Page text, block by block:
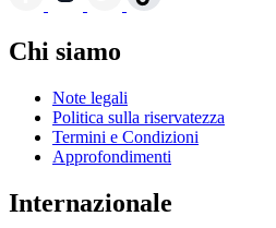
Chi siamo
Note legali
Politica sulla riservatezza
Termini e Condizioni
Approfondimenti
Internazionale